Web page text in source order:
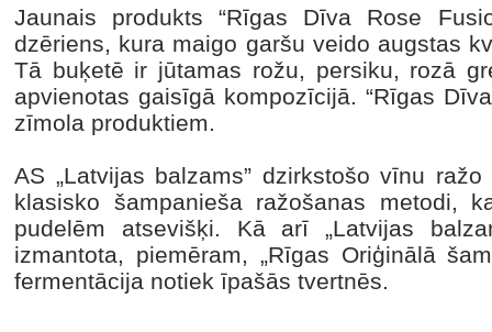
Jaunais produkts “Rīgas Dīva Rose
dzēriens, kura maigo garšu veido augstas
Tā buķetē ir jūtamas rožu, persiku, rozā
apvienotas gaisīgā kompozīcijā. “Rīgas
zīmola produktiem.
AS „Latvijas balzams” dzirkstošo vīnu
klasisko šampanieša ražošanas metodi,
pudelēm atsevišķi. Kā arī „Latvijas
izmantota, piemēram, „Rīgas Oriģinālā
fermentācija notiek īpašās tvertnēs.